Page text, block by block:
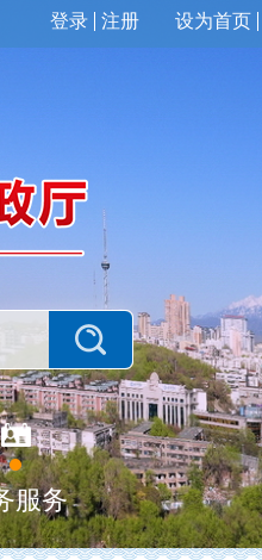
登录 注册 设为首页
服务